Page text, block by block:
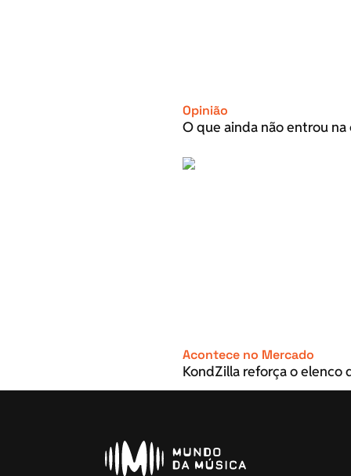
Opinião
O que ainda não entrou
Acontece no Mercado
KondZilla reforça o elenco